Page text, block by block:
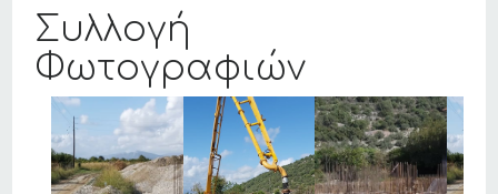
Συλλογή
Φωτογραφιών